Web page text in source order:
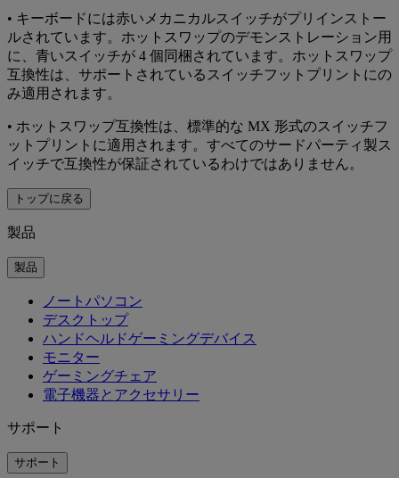
• キーボードには赤いメカニカルスイッチがプリインストー
ルされています。ホットスワップのデモンストレーション用
に、青いスイッチが 4 個同梱されています。ホットスワップ
互換性は、サポートされているスイッチフットプリントにの
み適用されます。
• ホットスワップ互換性は、標準的な MX 形式のスイッチフ
ットプリントに適用されます。すべてのサードパーティ製ス
イッチで互換性が保証されているわけではありません。
トップに戻る
製品
製品
ノートパソコン
デスクトップ
ハンドヘルドゲーミングデバイス
モニター
ゲーミングチェア
電子機器とアクセサリー
サポート
サポート